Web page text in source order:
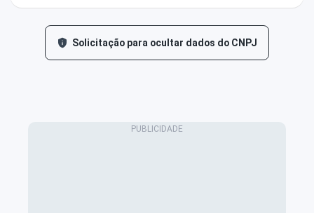
Solicitação para ocultar dados do CNPJ